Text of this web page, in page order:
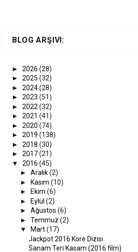
BLOG ARŞIVI:
►2026(28)
►2025(32)
►2024(28)
►2023(51)
►2022(32)
►2021(41)
►2020(74)
►2019(138)
►2018(30)
►2017(21)
▼2016(45)
►Aralık(2)
►
Kasım(10)
►
Ekim(6)
►
Eylül(2)
►Ağustos(6)
►Temmuz(2)
▼
Mart(17)
Jackpot 2016 Kore Dizisi
Sanam Teri Kasam (2016 film)